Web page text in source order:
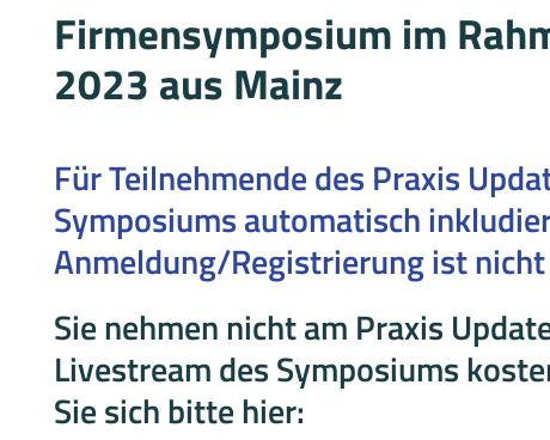
Firmensymposium im
2023 aus Mainz
Für Teilnehmende des Praxis
Symposiums automatisch
Anmeldung/Registrierung ist
Sie nehmen nicht am Praxis
Livestream des Symposiums
Sie sich bitte hier: